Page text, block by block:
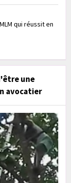
qui réussit en
une
avocatier